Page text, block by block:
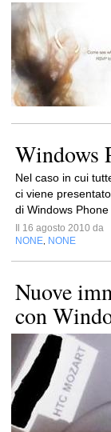
Windows
Nel caso in cui
ci viene
di Windows Phone
Il 16 agosto 2010 da
NONE NONE
Nuove
con